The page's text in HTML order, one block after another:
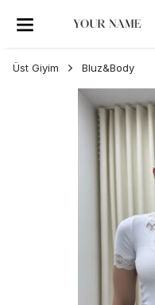
Üst Giyim Bluz&Body